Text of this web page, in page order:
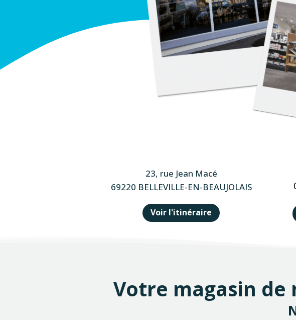
23, rue Jean Macé
69220 BELLEVILLE-EN-BEAUJOLAIS
Voir l'itinéraire
Votre magasin